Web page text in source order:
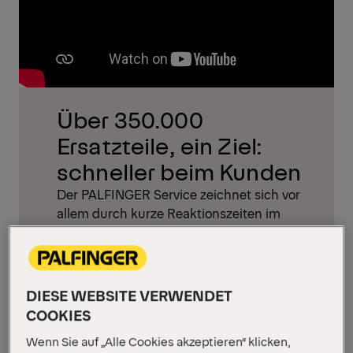
Über 350.000
Ersatzteile, ein Ziel:
schneller beim Kunden
Der PALFINGER Service zeichnet sich vor
allem durch kurze Reaktionszeiten im
Ernstfall aus.
Die Voraussetzung für eine schnelle
Handlungsfähigkeit der Servicepartner ist
dabei die effiziente und unkomplizierte
Lieferung von Ersatzteilen. Viele davon sind
bei unseren Partnern bereits vorrätig und
somit kann der Kunde sofort bedient
DIESE WEBSITE VERWENDET
COOKIES
Wenn Sie auf „Alle Cookies akzeptieren“ klicken,